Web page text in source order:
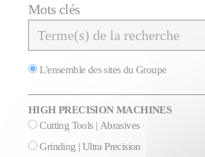
Affiner
la
recherche
Mots clés
L'ensemble des sites du Groupe
HIGH PRECISION MACHINES
Cutting Tools | Abrasives
Grinding | Ultra Precision